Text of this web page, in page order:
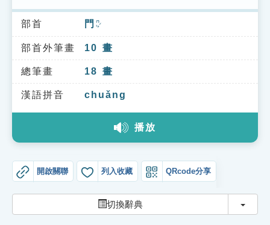
索引選單
知識索引
單字索引
生命大百科索引
教學應用
貓頭鷹博士
部首 門 ㄇㄣˊ
部首外筆畫 10 畫
總筆畫 18 畫
漢語拼音 chuǎng
播放
開啟關聯 列入收藏 QRcode分享
切換辭典 切換